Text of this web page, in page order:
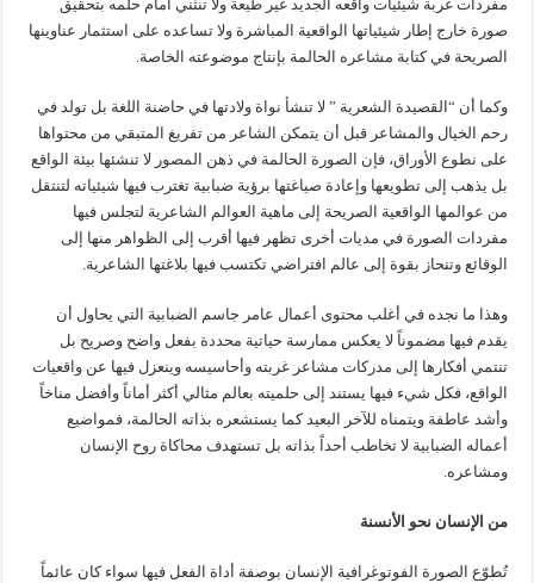
مفردات غربة شيئيات واقعه الجديد غير طيعة ولا تنثني أمام حلمه بتحقيق
صورة خارج إطار شيئياتها الواقعية المباشرة ولا تساعده على استثمار عناوينها
الصريحة في كتابة مشاعره الحالمة بإنتاج موضوعته الخاصة.
وكما أن “القصيدة الشعرية ” لا تنشأ نواة ولادتها في حاضنة اللغة بل تولد في
رحم الخيال والمشاعر قبل أن يتمكن الشاعر من تفريغ المتبقي من محتواها
على نطوع الأوراق، فإن الصورة الحالمة في ذهن المصور لا تنشئها بيئة الواقع
بل يذهب إلى تطويعها وإعادة صياغتها برؤية ضبابية تغترب فيها شيئياته لتنتقل
من عوالمها الواقعية الصريحة إلى ماهية العوالم الشاعرية لتجلس فيها
مفردات الصورة في مديات أخرى تظهر فيها أقرب إلى الظواهر منها إلى
الوقائع وتنحاز بقوة إلى عالم افتراضي تكتسب فيها بلاغتها الشاعرية.
وهذا ما نجده في أغلب محتوى أعمال عامر جاسم الضبابية التي يحاول أن
يقدم فيها مضموناً لا يعكس ممارسة حياتية محددة بفعل واضح وصريح بل
تنتمي أفكارها إلى مدركات مشاعر غربته وأحاسيسه وينعزل فيها عن واقعيات
الواقع، فكل شيء فيها يستند إلى حلميته بعالم مثالي أكثر أماناً وأفضل مناخاً
وأشد عاطفة ويتمناه للآخر البعيد كما يستشعره بذاته الحالمة، فمواضيع
أعماله الضبابية لا تخاطب أحداً بذاته بل تستهدف محاكاة روح الإنسان
ومشاعره.
من الإنسان نحو الأنسنة
تُطوّع الصورة الفوتوغرافية الإنسان بوصفة أداة الفعل فيها سواء كان عائماً